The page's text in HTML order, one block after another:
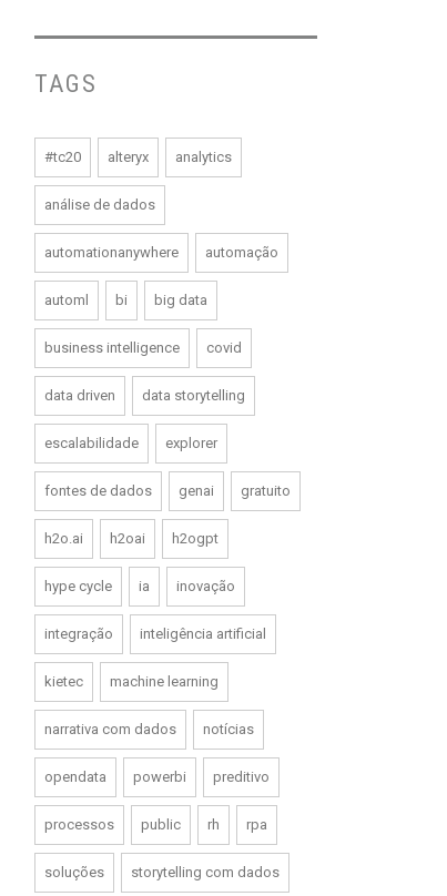
TAGS
#tc20 alteryx analytics
análise de dados
automationanywhere automação
automl bi big data
business intelligence covid
data driven data storytelling
escalabilidade explorer
fontes de dados genai gratuito
h2o.ai h2oai h2ogpt
hype cycle ia inovação
integração inteligência artificial
kietec machine learning
narrativa com dados notícias
opendata powerbi preditivo
processos public rh rpa
soluções storytelling com dados